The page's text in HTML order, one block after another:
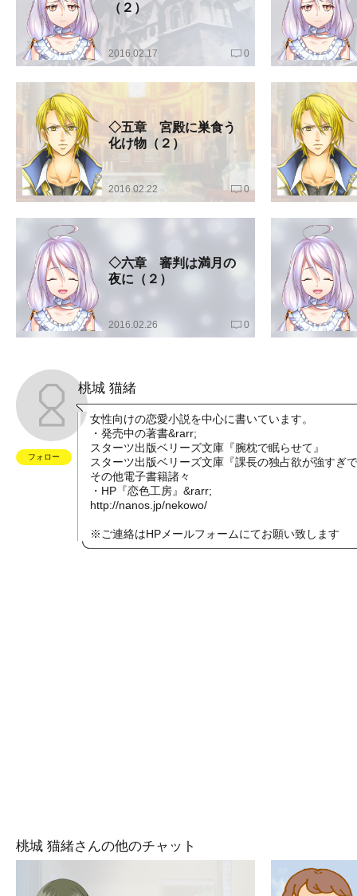
（２）
2016.02.17 0
◇五章 宮殿に巣食う
化け物（２）
2016.02.22 0
◇六章 審判は満月の
夜に（２）
2016.02.26 0
フォロー
桃城 猫緒
女性向けの恋愛小説を中心に書いています。
・発売中の著書&rarr;
スターツ出版ベリーズ文庫『腕枕で眠らせて』
スターツ出版ベリーズ文庫『課長の独占欲が強すぎ
その他電子書籍諸々
・HP『恋色工房』&rarr;
http://nanos.jp/nekowo/
※ご連絡はHPメールフォームにてお願い致します
桃城 猫緒さんの他のチャット